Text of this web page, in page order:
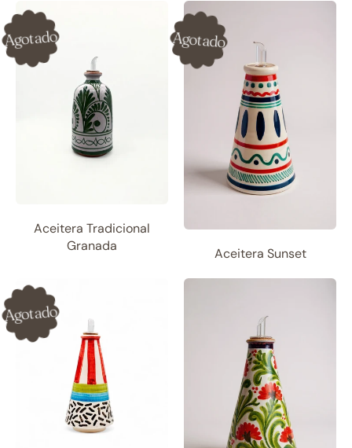
Aceitera Tradicional
Granada
Agotado
Aceitera Sunset
Agotado
Agotado